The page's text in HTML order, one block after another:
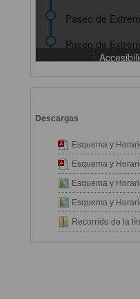
Descargas
Esquema y
Esquema y
Esquema y
Esquema y
Recorrido de la